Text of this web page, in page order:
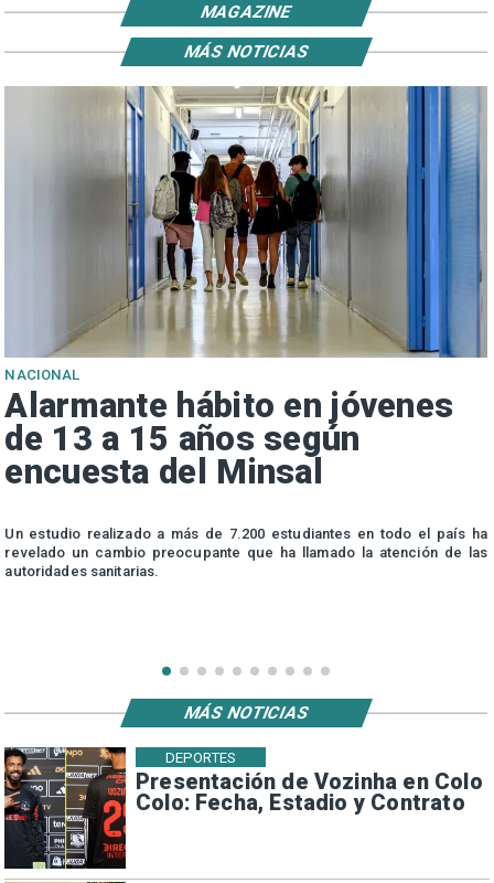
MAGAZINE
NACIONAL
Alarmante hábito en jóvenes
de 13 a 15 años según
encuesta del Minsal
Un estudio realizado a más de 7.200 estudiantes en todo el país ha
revelado un cambio preocupante que ha llamado la atención de las
autoridades sanitarias.
MÁS NOTICIAS
Presentación de Vozinha en Colo
Colo: Fecha, Estadio y Contrato
DEPORTES
MÁS NOTICIAS